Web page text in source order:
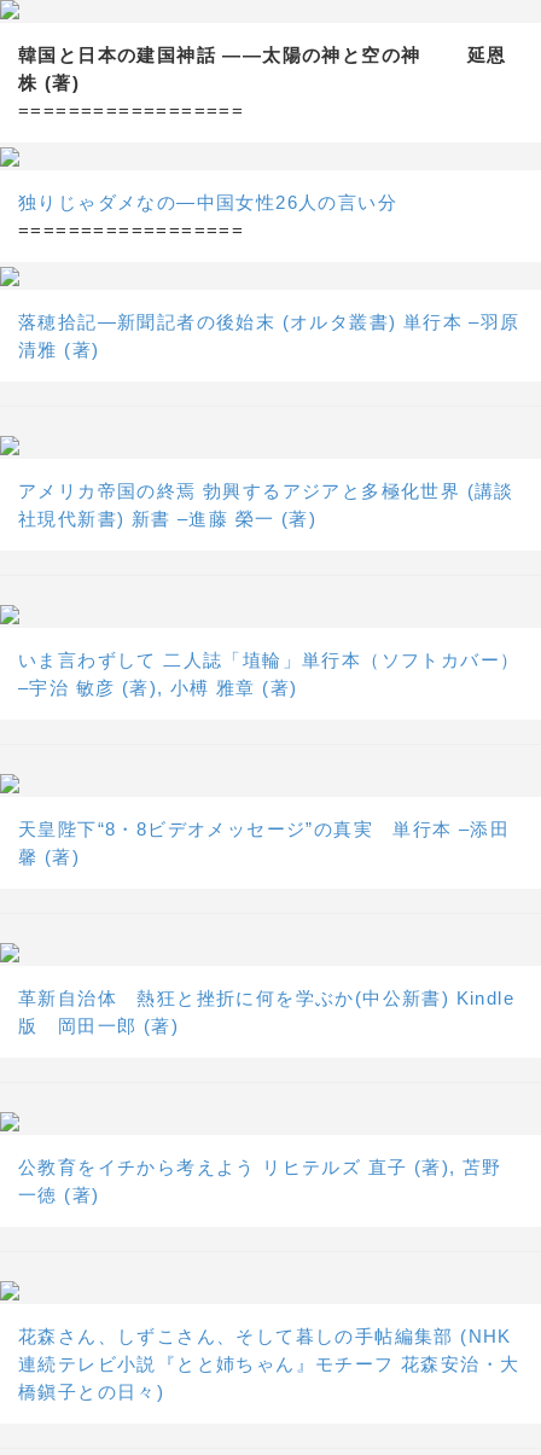
韓国と日本の建国神話 ——太陽の神と空の神 延恩
株 (著)
==================
独りじゃダメなの―中国女性26人の言い分
==================
落穂拾記―新聞記者の後始末 (オルタ叢書) 単行本 –羽原
清雅 (著)
アメリカ帝国の終焉 勃興するアジアと多極化世界 (講談
社現代新書) 新書 –進藤 榮一 (著)
いま言わずして 二人誌「埴輪」単行本（ソフトカバー）
–宇治 敏彦 (著), 小榑 雅章 (著)
天皇陛下“8・8ビデオメッセージ”の真実 単行本 –添田
馨 (著)
革新自治体 熱狂と挫折に何を学ぶか(中公新書) Kindle
版 岡田一郎 (著)
公教育をイチから考えよう リヒテルズ 直子 (著), 苫野
一徳 (著)
花森さん、しずこさん、そして暮しの手帖編集部 (NHK
連続テレビ小説『とと姉ちゃん』モチーフ 花森安治・大
橋鎭子との日々)